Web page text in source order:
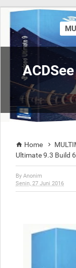
 Home 
Ultimate 9.3 Build
By Anonim
Senin, 27 Juni 2016